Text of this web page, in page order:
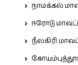
நாமக்கல்
ஈரோடு
நீலகிரி